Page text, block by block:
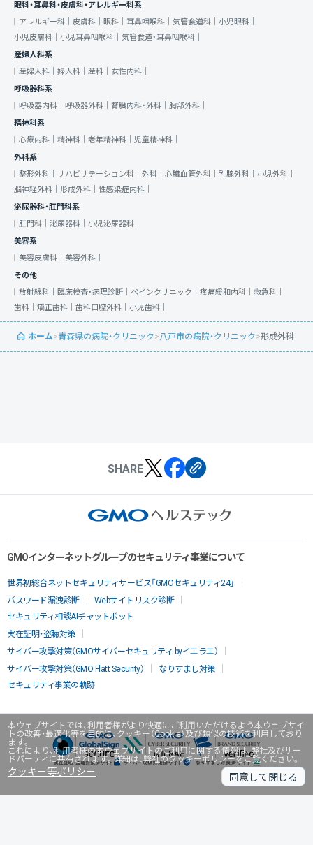
本ウェブサイトでは、利用者様がより快適にご利用いただけるよう本ウェブサイ
トの改善・最適化等を目的に、クッキー（Cookie）及び類似の技術を利用しており
ます。
これにより、利用者様の本ウェブサイトのご利用に関する情報は、弊社及びサー
ドパーティに共有されます。詳細は、弊社のクッキーポリシーをご覧ください。
クッキー等ポリシー 同意して閉じる
眼科・耳鼻科・皮膚科・アレルギー科系
アレルギー科｜ 皮膚科｜ 眼科｜ 耳鼻咽喉科｜ 気管食道科｜ 小児眼科｜
小児皮膚科｜ 小児耳鼻咽喉科｜ 気管食道・耳鼻咽喉科｜
産婦人科系
産婦人科｜ 婦人科｜ 産科｜ 女性内科｜
呼吸器科系
呼吸器内科｜ 呼吸器外科｜ 腎臓内科・外科｜ 胸部外科｜
精神科系
心療内科｜ 精神科｜ 老年精神科｜ 児童精神科｜
外科系
整形外科｜
リハビリテーション科｜ 外科｜ 心臓血管外科｜ 乳腺外科｜ 小児外科｜
脳神経外科｜ 形成外科｜ 性感染症内科｜
泌尿器科・肛門科系
肛門科｜ 泌尿器科｜ 小児泌尿器科｜
美容系
美容皮膚科｜ 美容外科｜
その他
放射線科｜ 臨床検査・病理診断｜ ペインクリニック｜ 疼痛緩和内科｜ 救急科｜
歯科｜ 矯正歯科｜ 歯科口腔外科｜ 小児歯科｜
ホーム>青森県の病院・クリニック>八戸市の病院・クリニック>形成外科
SHARE
GMOインターネットグループのセキュリティ事業について
世界初総合ネットセキュリティサービス「GMOセキュリティ24」
パスワード漏洩診断
Webサイトリスク診断
セキュリティ相談AIチャットボット
実在証明・盗聴対策
サイバー攻撃対策（GMOサイバーセキュリティ byイエラエ）
サイバー攻撃対策（GMO Flatt Security）
なりすまし対策
セキュリティ事業の軌跡